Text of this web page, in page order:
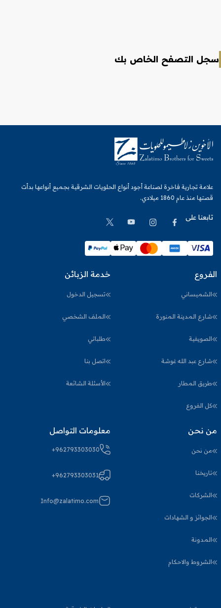
سجل التصفح الخاص بك
علامة تجارية فاخرة لصناعة أجود أنواع الحلويات الشرقية بجميع أنواعها بدأت
قصتها منذ عام 1860 ميلادي.
تابعنا على
الفروع
الشميساني
شارع المدينة المنورة
الصويفية
شارع عبد الله غوشة
طريق المطار
كل الفروع
خدمة الزبائن
تسجيل الدخول
الملف الشخصي
طلباتي
اتصل بنا
الأسئلة الشائعة
من نحن
من نحن
تاريخنا
الشركات
الجوائز و الشهادات
المدونة
الشروط والاحكام
معلومات التواصل
+962793303030
+962793303031
Info@zalatimo.com